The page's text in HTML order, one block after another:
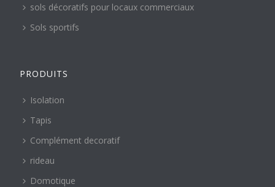
sols décoratifs pour locaux commerciaux
Sols sportifs
PRODUITS
Isolation
Tapis
Complément decoratif
rideau
Domotique